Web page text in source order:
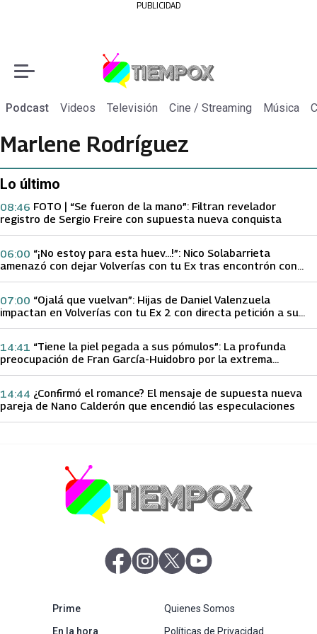
PUBLICIDAD
Podcast Videos Televisión Cine / Streaming Música
Marlene Rodríguez
Lo último
FOTO | “Se fueron de la mano”: Filtran revelador
registro de Sergio Freire con supuesta nueva conquista
08:46
“¡No estoy para esta huev…!”: Nico Solabarrieta
amenazó con dejar Volverías con tu Ex tras encontrón con
06:00
“Ojalá que vuelvan”: Hijas de Daniel Valenzuela
impactan en Volverías con tu Ex 2 con directa petición a su
07:00
“Tiene la piel pegada a sus pómulos”: La profunda
preocupación de Fran García-Huidobro por la extrema
14:41
¿Confirmó el romance? El mensaje de supuesta nueva
pareja de Nano Calderón que encendió las especulaciones
14:44
abre en nueva pestaña
abre en nueva pestaña
abre en nueva pestaña
Primeabre en nueva pestaña
En la horaabre en nueva pestaña
Quienes Somos
Políticas de Privacidad